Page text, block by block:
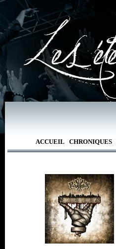
ACCUEIL CHRONIQUES